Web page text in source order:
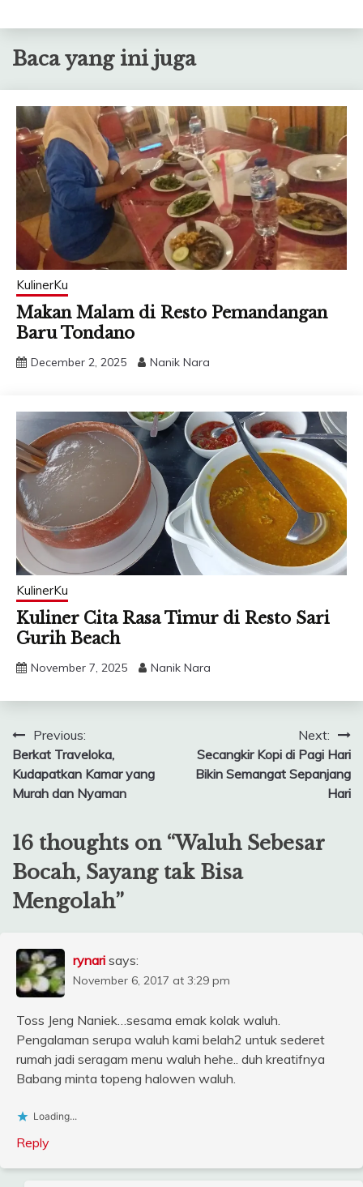
anak-anak masuk ke
suami di teras bersama
tuan rumah dan tamu
lelaki. Jadi, para lelaki
ngobrol di…
Baca yang ini juga
KulinerKu
Makan Malam di Resto Pemandangan
Baru Tondano
December 2, 2025 Nanik Nara
KulinerKu
Kuliner Cita Rasa Timur di Resto Sari
Gurih Beach
November 7, 2025 Nanik Nara
Post
navigation
Previous:
Berkat Traveloka,
Kudapatkan Kamar yang
Murah dan Nyaman
Next:
Secangkir Kopi di Pagi Hari
Bikin Semangat Sepanjang
Hari
16 thoughts on “Waluh Sebesar
Bocah, Sayang tak Bisa
Mengolah”
rynari says:
November 6, 2017 at 3:29 pm
Toss Jeng Naniek…sesama emak kolak waluh.
Pengalaman serupa waluh kami belah2 untuk sederet
rumah jadi seragam menu waluh hehe.. duh kreatifnya
Babang minta topeng halowen waluh.
Loading...
Reply